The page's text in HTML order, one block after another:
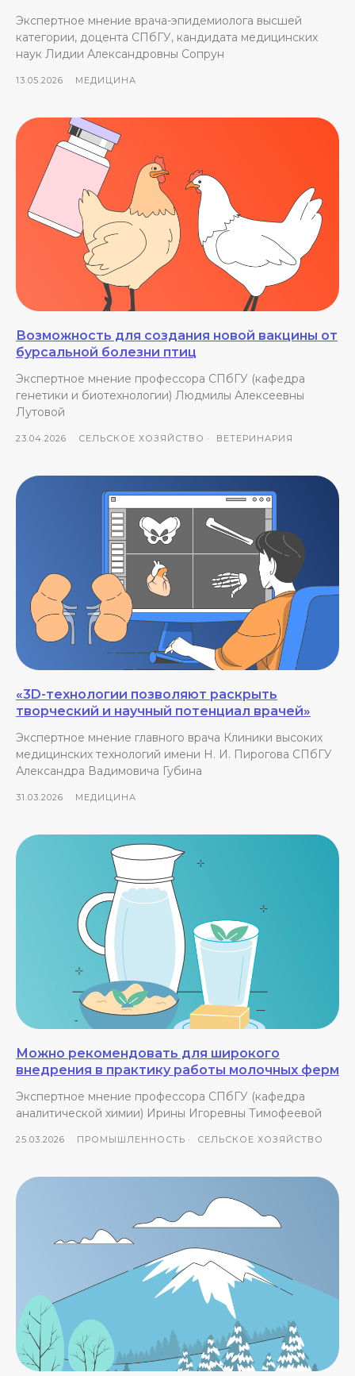
Экспертное мнение врача-эпидемиолога высшей
категории, доцента СПбГУ, кандидата медицинских
наук Лидии Александровны Сопрун
13.05.2026 МЕДИЦИНА
Возможность для создания новой вакцины от
бурсальной болезни птиц
Экспертное мнение профессора СПбГУ (кафедра
генетики и биотехнологии) Людмилы Алексеевны
Лутовой
23.04.2026 СЕЛЬСКОЕ ХОЗЯЙСТВО ВЕТЕРИНАРИЯ
«3D-технологии позволяют раскрыть
творческий и научный потенциал врачей»
Экспертное мнение главного врача Клиники высоких
медицинских технологий имени Н. И. Пирогова СПбГУ
Александра Вадимовича Губина
31.03.2026 МЕДИЦИНА
Можно рекомендовать для широкого
внедрения в практику работы молочных ферм
Экспертное мнение профессора СПбГУ (кафедра
аналитической химии) Ирины Игоревны Тимофеевой
25.03.2026 ПРОМЫШЛЕННОСТЬ СЕЛЬСКОЕ ХОЗЯЙСТВО